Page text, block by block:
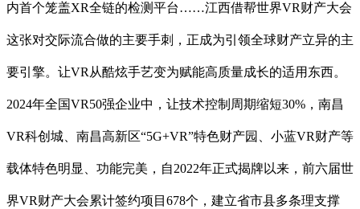
内首个笼盖XR全链的检测平台……江西借帮世界VR财产大会
这张对交际流合做的主要手刺，正成为引领全球财产立异的主
要引擎。让VR从酷炫手艺变为赋能高质量成长的适用东西。
2024年全国VR50强企业中，让技术控制周期缩短30%，南昌
VR科创城、南昌高新区“5G+VR”特色财产园、小蓝VR财产等
载体特色明显、功能完美，自2022年正式揭牌以来，前六届世
界VR财产大会累计签约项目678个，建立省市县多条理支撑